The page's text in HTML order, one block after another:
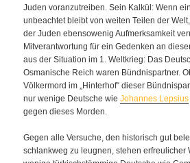
Juden voranzutreiben. Sein Kalkül: Wenn
unbeachtet bleibt von weiten Teilen der
der Juden ebensowenig Aufmerksamkeit
Mitverantwortung für ein Gedenken an
aus der Situation im 1. Weltkrieg: Das
Osmanische Reich waren Bündnispartner.
Völkermord im „Hinterhof“ dieser
nur wenige Deutsche wieJohannes Lepsius
gegen dieses Morden.
Gegen alle Versuche, den historisch gut
schlankweg zu leugnen, stehen erfreulicher